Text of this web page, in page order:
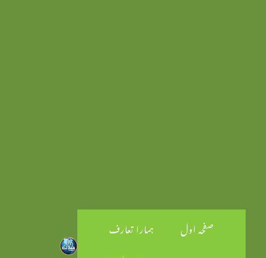
صفحہ اول
ہمارا تعارف